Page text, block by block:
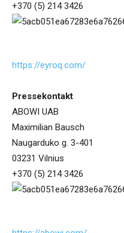
+370 (5) 214 3426
https://eyroq.com/
Pressekontakt
ABOWI UAB
Maximilian Bausch
Naugarduko g. 3-401
03231 Vilnius
+370 (5) 214 3426